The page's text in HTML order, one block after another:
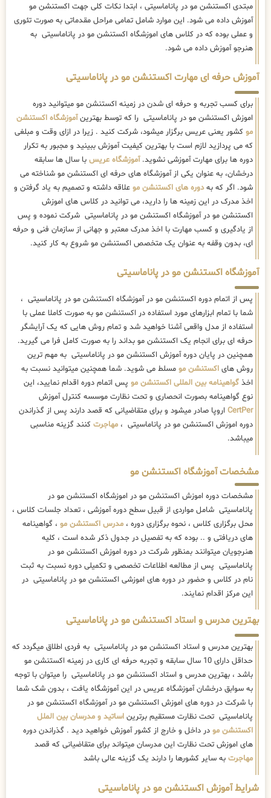
مبتدی اکستنشن مو در پاناماسیتی ، ابتدا نکات کلی جهت اکستنشن مو
آموزش داده می شود. این موارد شامل تمامی مراحل مقدماتی به صورت تئوری
و عملی بوده که در کلاس های اموزشگاه اکستنشن مو در پاناماسیتی به
هنرجو آموزش داده می شود.
آموزش حرفه ای مهارت اکستنشن مو در پاناماسیتی
برای کسب تجربه و حرفه ای شدن در زمینه اکستنشن مو میتوانید دوره
اموزش اکستنشن مو در پاناماسیتی را که توسط بهترینآموزشگاه اکستنشن
مو کشور یعنی عریس برگزار میشود، شرکت کنید . زیرا در ازای وقت و مبلغی
که می پردازید لازم است با بهترین کیفیت آموزش ببینید و مجبور به تکرار
دوره ها برای مهارت آموزشی نشوید.آموزشگاه عریس با سال ها سابقه
درخشان، به عنوان یکی از آموزشگاه های حرفه ای اکستنشن مو شناخته می
شود. اگر که بهدوره های اکستنشن مو علاقه داشته و تصمیم به یاد گرفتن و
اخذ مدرک در این زمینه ها را دارید، می توانید در کلاس های اموزش
اکستنشن مو در آموزشگاه اکستنشن مو در پاناماسیتی شرکت نموده و پس
از یادگیری و کسب مهارت با اخذ مدرک معتبر و جهانی از سازمان فنی و حرفه
ای، بدون وقفه به عنوان یک متخصص اکستنشن مو شروع به کار کنید.
آموزشگاه اکستنشن مو در پاناماسیتی
پس از اتمام دوره اکستنشن مو در آموزشگاه اکستنشن مو در پاناماسیتی ،
شما با تمام ابزارهای مورد استفاده در اکستنشن مو به صورت کاملا عملی با
استفاده از مدل واقعی آشنا خواهید شد و تمام روش هایی که یک آرایشگر
حرفه ای برای انجام یک اکستنشن مو بداند را به صورت کامل فرا می گیرید.
همچنین در پایان دوره آموزش اکستنشن مو در پاناماسیتی به مهم ترین
روش های اکستنشن مو مسلط می شوید. شما همچنین میتوانید نسبت به
اخذ گواهینامه بین المللی اکستنشن مو پس اتمام دوره اقدام نمایید، این
نوع گواهینامه بصورت انحصاری و تحت نظارت موسسه کنترل آموزش
CertPer اروپا صادر میشود و برای متقاضیانی که قصد دارند پس از گذراندن
دوره اموزش اکستنشن مو در پاناماسیتی ، مهاجرت کنند گزینه مناسبی
میباشد.
مشخصات آموزشگاه اکستنشن مو
مشخصات دوره اموزش اکستنشن مو در اموزشگاه اکستنشن مو در
پاناماسیتی شامل مواردی از قبیل سطح دوره آموزشی ، تعداد جلسات کلاس ،
محل برگزاری کلاس ، نحوه برگزاری دوره ، مدرس اکستنشن مو ، گواهینامه
های دریافتی و .. بوده که به تفصیل در جدول ذکر شده است ، کلیه
هنرجویان میتوانند بمنظور شرکت در دوره اموزش اکستنشن مو در
پاناماسیتی پس از مطالعه اطلاعات تخصصی و تکمیلی دوره نسبت به ثبت
نام در کلاس و حضور در دوره های اموزشی اکستنشن مو در پاناماسیتی در
این مرکز اقدام نمایند.
بهترین مدرس و استاد اکستنشن مو در پاناماسیتی
بهترین مدرس و استاد اکستنشن مو در پاناماسیتی به فردی اطلاق میگردد که
حداقل دارای 10 سال سابقه و تجربه حرفه ای کاری در زمینه اکستنشن مو
باشد ، بهترین مدرس و استاد اکستنشن مو در پاناماسیتی را میتوان با توجه
به سوابق درخشان آموزشگاه عریس در این آموزشگاه یافت ، بدون شک شما
با شرکت در دوره های اموزش اکستنشن مو در آموزشگاه اکستنشن مو در
پاناماسیتی تحت نظارت مستقیم برترین اساتید و مدرسان بین الملل
اکستنشن مو در داخل و خارج از کشور آموزش خواهید دید . گذراندن دوره
های اموزش تحت نظارت این مدرسان میتواند برای متقاضیانی که قصد
مهاجرت به سایر کشورها را دارند یک گزینه عالی باشد
شرایط آموزش اکستنشن مو در پاناماسیتی